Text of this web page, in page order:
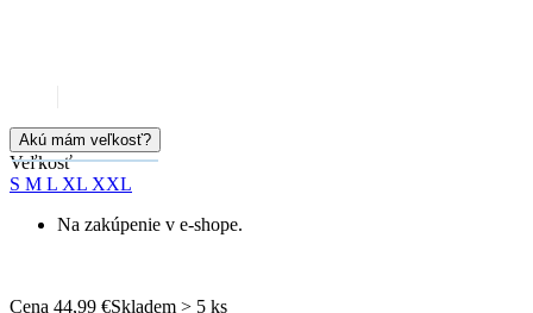
Skladem > 5 ks
Cena44,99 €
PRIDAŤ DO KOŠÍKA